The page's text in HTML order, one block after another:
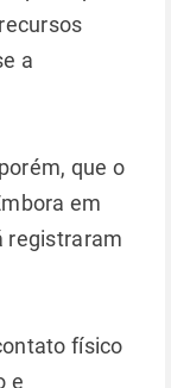
a
que o
em
registraram
físico
e